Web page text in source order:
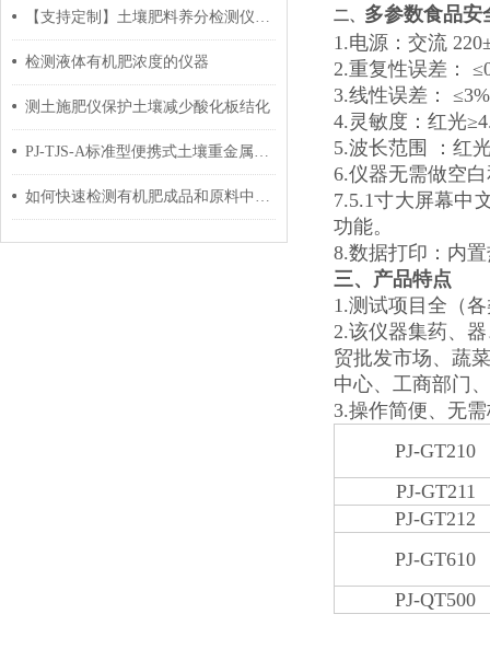
【支持定制】土壤肥料养分检测仪项目合作如何定制关键项？
检测液体有机肥浓度的仪器
测土施肥仪保护土壤减少酸化板结化
PJ-TJS-A标准型便携式土壤重金属快速检测仪
如何快速检测有机肥成品和原料中的氮磷钾有机质含量
二、 多参数食品安
1.电源：交流
2.重复性误差：
3.线性误差：
4.灵敏度：红光
5.波长范围 ：红
6.仪器无需做空
7.5.1寸大屏幕中
功能。
8.数据打印：内
三、 产品特点
1.测试项目全（
2.该仪器集药、
贸批发市场、蔬
中心、工商部门
3.操作简便、无
PJ-GT210
PJ-GT211
PJ-GT212
PJ-GT610
PJ-QT500